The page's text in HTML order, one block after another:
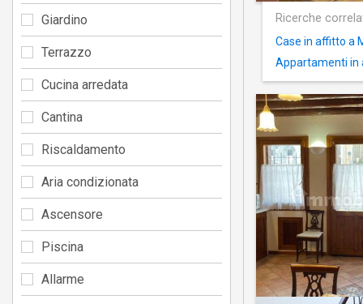
Ricerche
Case in affitto a
Appartamenti in
Giardino
Terrazzo
Cucina arredata
Cantina
Riscaldamento
Aria condizionata
Ascensore
Piscina
Allarme